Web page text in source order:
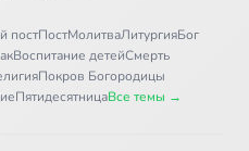
постПостМолитваЛитургияБог
Воспитание детейСмерть
Покров Богородицы
ПятидесятницаВсе темы →